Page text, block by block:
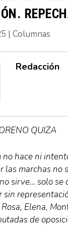
| Columnas
Redacción
QUIZA
no hace ni
las marchas no
sirve… solo se
sin
Elena,
de